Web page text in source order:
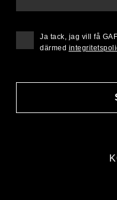
Ja tack, jag vill få
därmed